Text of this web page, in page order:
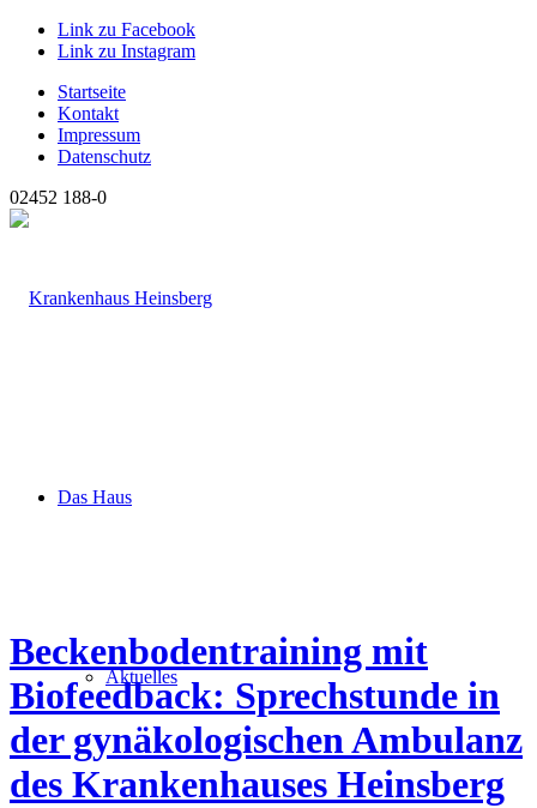
Link zu Facebook
Link zu Instagram
Startseite
Kontakt
Impressum
Datenschutz
02452 188-0
Das Haus
Aktuelles
Beckenbodentraining mit
Biofeedback: Sprechstunde in
der gynäkologischen Ambulanz
des Krankenhauses Heinsberg